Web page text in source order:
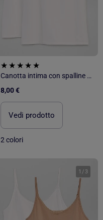
Canotta intima con spalline sottili
8,00 €
Vedi prodotto
2 colori
1 / 3